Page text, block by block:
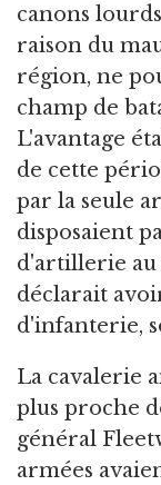
canons
raison du
région, ne
champ de
L'avantage
de cette
par la seule
disposaient
d'artillerie au
déclarait
d'infanterie,
La cavalerie
plus proche
général
armées